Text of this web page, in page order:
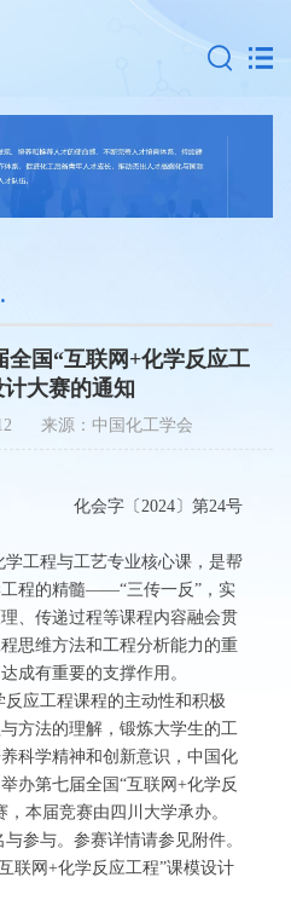
全国“互联网+化学反应工
大赛的通知
12 来源：中国化工学会
化会字〔2024〕第24号
程与工艺专业核心课，是帮
程的精髓——“三传一反” ，实
、传递过程等课程内容融会贯
思维方法和工程分析能力的重
成有重要的支撑作用。
工程课程的主动性和积极
方法的理解，锻炼大学生的工
科学精神和创新意识，中国化
举办第七届全国 “互联网 +化学反
本届竞赛由四川大学承办。
与。参赛详情请参见附件。
联网 +化学反应工程”课模设计